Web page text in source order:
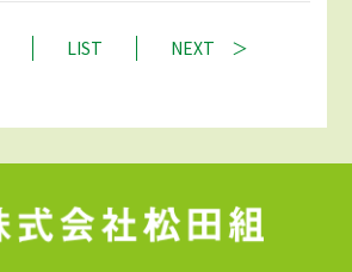
LIST NEXT